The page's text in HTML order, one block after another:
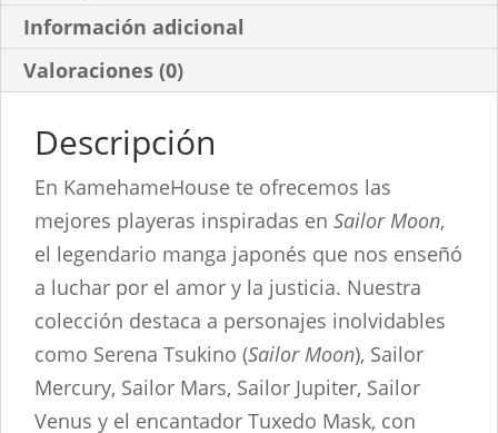
Información adicional
Valoraciones (0)
Descripción
En KamehameHouse te ofrecemos las
mejores playeras inspiradas en Sailor Moon,
el legendario manga japonés que nos enseñó
a luchar por el amor y la justicia. Nuestra
colección destaca a personajes inolvidables
como Serena Tsukino (Sailor Moon), Sailor
Mercury, Sailor Mars, Sailor Jupiter, Sailor
Venus y el encantador Tuxedo Mask, con